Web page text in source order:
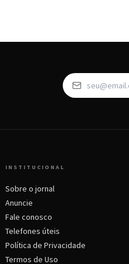
INSTITUCIONAL
Sobre o jornal
Anuncie
Fale conosco
Telefones úteis
Política de Privacidade
Termos de Uso